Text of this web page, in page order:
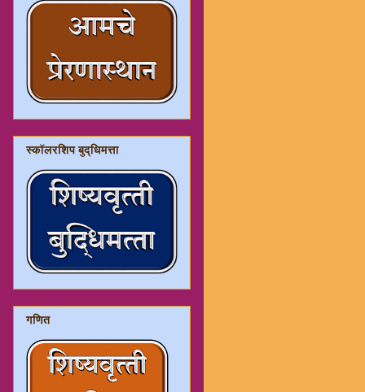
स्कॉलरशिप बुद्धिमत्ता
गणित